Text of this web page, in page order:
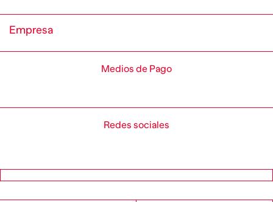
Empresa
Medios de Pago
Redes sociales